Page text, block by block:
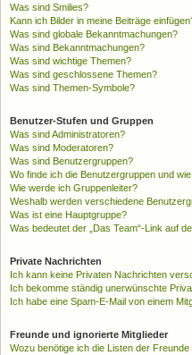
Was sind Smilies?
Kann ich Bilder in meine Beiträge
Was sind globale Bekanntmachungen?
Was sind Bekanntmachungen?
Was sind wichtige Themen?
Was sind geschlossene Themen?
Was sind Themen-Symbole?
Benutzer-Stufen und Gruppen
Was sind Administratoren?
Was sind Moderatoren?
Was sind Benutzergruppen?
Wo finde ich die Benutzergruppen und
Wie werde ich Gruppenleiter?
Weshalb werden verschiedene
Was ist eine Hauptgruppe?
Was bedeutet der „Das Team“-Link auf
Private Nachrichten
Ich kann keine Privaten Nachrichten
Ich bekomme ständig unerwünschte
Ich habe eine Spam-E-Mail von einem
Freunde und ignorierte Mitglieder
Wozu benötige ich die Listen der